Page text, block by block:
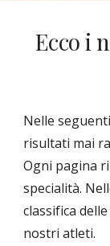
Ecco i
Nelle
risultati mai
Ogni pagina
specialità.
classifica
nostri atleti.